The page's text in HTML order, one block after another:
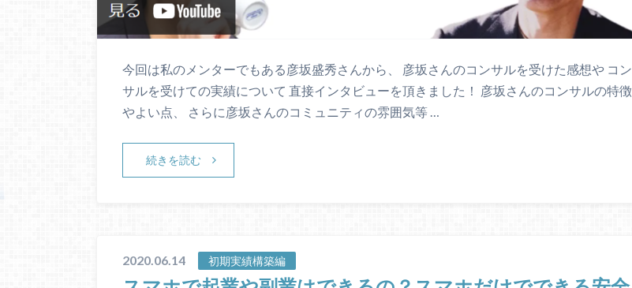
今回は私のメンターでもある彦坂盛秀さんから、 彦坂さんのコンサルを受けた感想や コン
サルを受けての実績について 直接インタビューを頂きました！ 彦坂さんのコンサルの特徴
やよい点、 さらに彦坂さんのコミュニティの雰囲気等 …
続きを読む
2020.06.14 初期実績構築編